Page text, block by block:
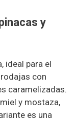
y
ideal para el
con
caramelizadas.
y mostaza,
es una